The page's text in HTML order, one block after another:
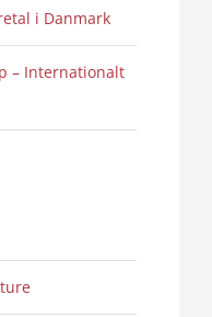
i Danmark
– Internationalt